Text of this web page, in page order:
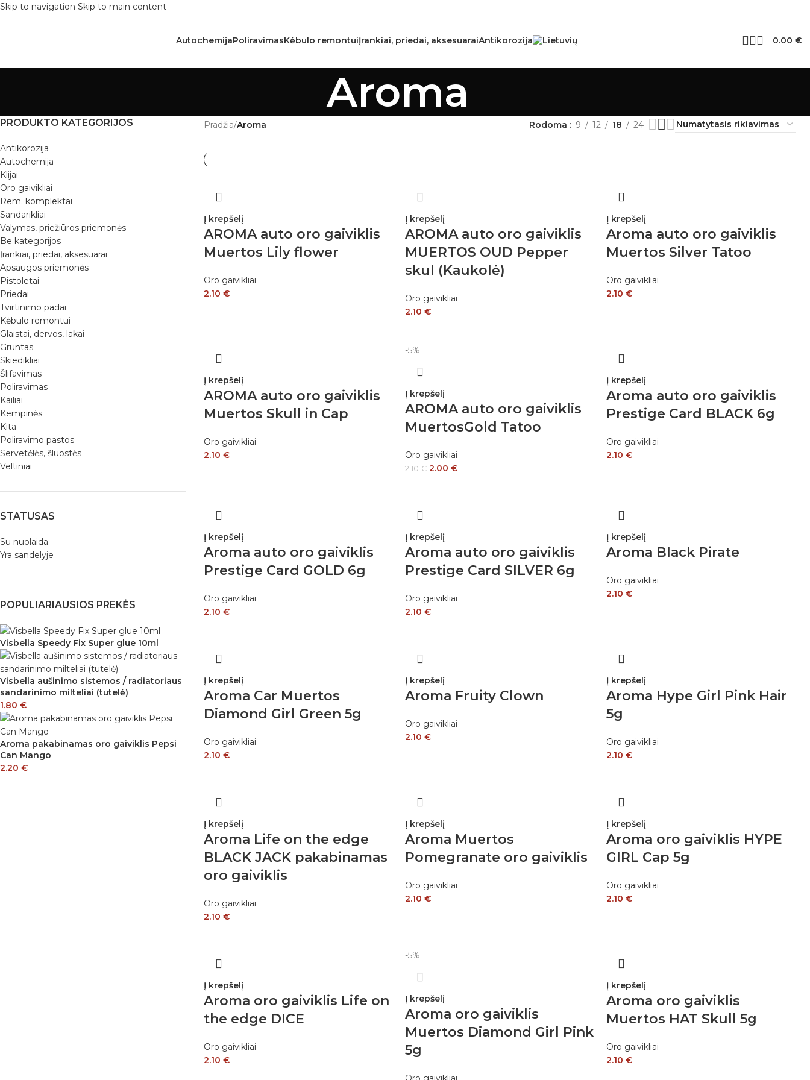
Skip to navigation Skip to main content
AutochemijaPoliravimasKėbulo remontuiĮrankiai, priedai, aksesuaraiAntikorozija 0.00 €
Aroma
PRODUKTO KATEGORIJOS
Antikorozija
Autochemija
Klijai
Oro gaivikliai
Rem. komplektai
Sandarikliai
Valymas, priežiūros priemonės
Be kategorijos
Įrankiai, priedai, aksesuarai
Apsaugos priemonės
Pistoletai
Priedai
Tvirtinimo padai
Kėbulo remontui
Glaistai, dervos, lakai
Gruntas
Skiedikliai
Šlifavimas
Poliravimas
Kailiai
Kempinės
Kita
Poliravimo pastos
Servetėlės, šluostės
Veltiniai
STATUSAS
Su nuolaida
Yra sandelyje
POPULIARIAUSIOS PREKĖS
Visbella Speedy Fix Super glue 10ml
Visbella aušinimo sistemos / radiatoriaus
sandarinimo milteliai (tutelė)
1.80 €
Aroma pakabinamas oro gaiviklis Pepsi
Can Mango
2.20 €
Pradžia/Aroma Rodoma 9 12 18 24
Į krepšelį
AROMA auto oro gaiviklis
Muertos Lily flower
Oro gaivikliai
2.10 €
Į krepšelį
AROMA auto oro gaiviklis
MUERTOS OUD Pepper
skul (Kaukolė)
Oro gaivikliai
2.10 €
Į krepšelį
Aroma auto oro gaiviklis
Muertos Silver Tatoo
Oro gaivikliai
2.10 €
Į krepšelį
AROMA auto oro gaiviklis
Muertos Skull in Cap
Oro gaivikliai
2.10 €
-5%
Į krepšelį
AROMA auto oro gaiviklis
MuertosGold Tatoo
Oro gaivikliai
2.10€ 2.00 €
Į krepšelį
Aroma auto oro gaiviklis
Prestige Card BLACK 6g
Oro gaivikliai
2.10 €
Į krepšelį
Aroma auto oro gaiviklis
Prestige Card GOLD 6g
Oro gaivikliai
2.10 €
Į krepšelį
Aroma auto oro gaiviklis
Prestige Card SILVER 6g
Oro gaivikliai
2.10 €
Į krepšelį
Aroma Black Pirate
Oro gaivikliai
2.10 €
Į krepšelį
Aroma Car Muertos
Diamond Girl Green 5g
Oro gaivikliai
2.10 €
Į krepšelį
Aroma Fruity Clown
Oro gaivikliai
2.10 €
Į krepšelį
Aroma Hype Girl Pink Hair
5g
Oro gaivikliai
2.10 €
Į krepšelį
Aroma Life on the edge
BLACK JACK pakabinamas
oro gaiviklis
Oro gaivikliai
2.10 €
Į krepšelį
Aroma Muertos
Pomegranate oro gaiviklis
Oro gaivikliai
2.10 €
Į krepšelį
Aroma oro gaiviklis HYPE
GIRL Cap 5g
Oro gaivikliai
2.10 €
Į krepšelį
Aroma oro gaiviklis Life on
the edge DICE
Oro gaivikliai
2.10 €
-5%
Į krepšelį
Aroma oro gaiviklis
Muertos Diamond Girl Pink
5g
Į krepšelį
Aroma oro gaiviklis
Muertos HAT Skull 5g
Oro gaivikliai
2.10 €